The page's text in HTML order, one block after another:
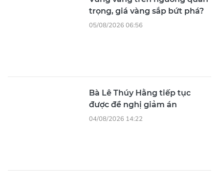
trọng, giá vàng sắp bứt phá?
05/08/2026 06:56
Bà Lê Thúy Hằng tiếp tục
được đề nghị giảm án
04/08/2026 14:22